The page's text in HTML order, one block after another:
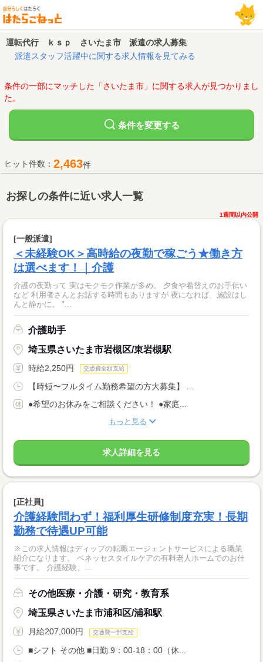
運転代行 ｋｓｐ さいたま市 派遣の求人募集
派遣スタッフ活躍中に関する求人情報を見てみる
条件の一部にマッチした「さいたま市」に関する求人が見つかりまし
た。
条件を変更する
ヒット件数： 2,463件
お探しの条件に近い求人一覧
1週間以内公開
[一般派遣]
＜未経験OK＞高時給の夜勤で稼ごう★働き方
は選べます！｜介護
介護の夜勤って 実はモクモク作業が多め。 夕食や着替えのお手伝い
など 利用者さんとお話する時間もありますが 夜になれば、施設はし
んと静かに。 "...
介護助手
埼玉県さいたま市岩槻区/東岩槻駅
時給2,250円 交通費全額支給
【時短〜フルタイム勤務希望の方大募集】 ...
●希望のお休みをご相談ください！ ●家庭...
もっと見る
求人詳細を見る
[正社員]
介護経験問わず！福利厚生研修制度充実！長期
勤務で待遇UP可能
※この求人情報はディップの転職エージェントサービスによる職業
紹介になります。 ベネッセスタイルケアの有料老人ホームでのお仕
事です。 介護経験、...
その他医療・介護・研究・教育系
埼玉県さいたま市浦和区/浦和駅
月給207,000円 交通費一部支給
■シフト その他 ■日勤 9：00-18：00（休...